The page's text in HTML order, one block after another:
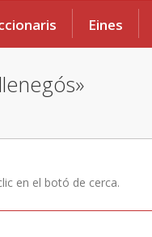
Eines
en el botó de cerca.